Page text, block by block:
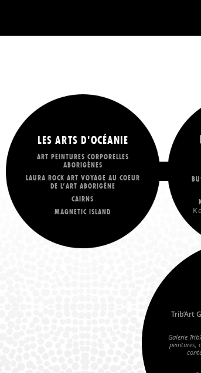
LES ARTS D'OCÉANIE
ART PEINTURES CORPORELLES
ABORIGÈNES
LAURA ROCK ART VOYAGE AU COEUR
DE L’ART ABORIGÈNE
CAIRNS
MAGNETIC ISLAND
Trib’Art
Galerie
peintures,